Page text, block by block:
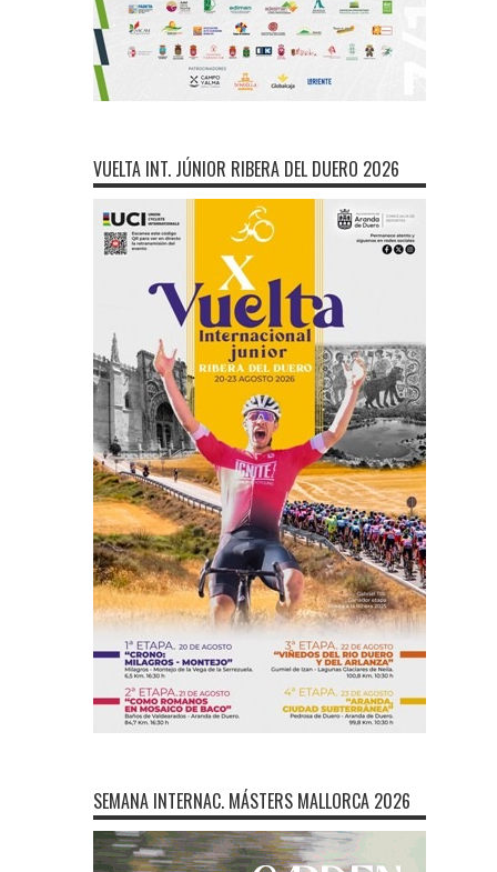
VUELTA INT. JÚNIOR RIBERA DEL DUERO 2026
SEMANA INTERNAC. MÁSTERS MALLORCA 2026